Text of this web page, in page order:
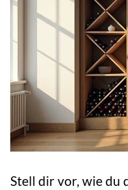
Stell dir vor, wie du